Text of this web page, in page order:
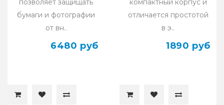
позволяет защищать
бумаги и фотографии
от вн..
6480 руб
компактный корпус и
отличается простотой
в э..
1890 руб